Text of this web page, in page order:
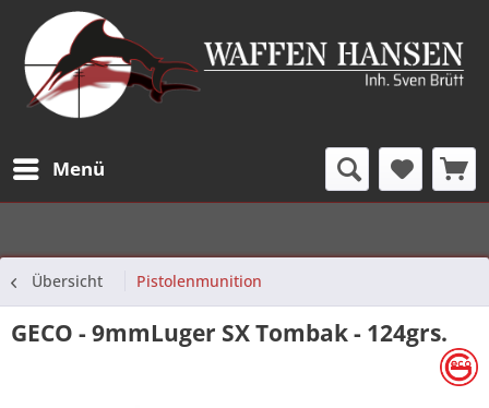
Menü
Übersicht Pistolenmunition
GECO - 9mmLuger SX Tombak - 124grs.